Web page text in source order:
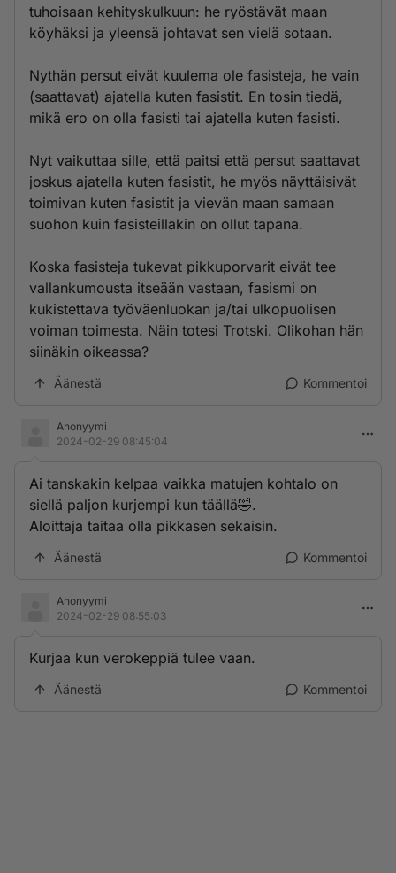
tuhoisaan kehityskulkuun: he ryöstävät maan
köyhäksi ja yleensä johtavat sen vielä sotaan.
Nythän persut eivät kuulema ole fasisteja, he vain
(saattavat) ajatella kuten fasistit. En tosin tiedä,
mikä ero on olla fasisti tai ajatella kuten fasisti.
Nyt vaikuttaa sille, että paitsi että persut saattavat
joskus ajatella kuten fasistit, he myös näyttäisivät
toimivan kuten fasistit ja vievän maan samaan
suohon kuin fasisteillakin on ollut tapana.
Koska fasisteja tukevat pikkuporvarit eivät tee
vallankumousta itseään vastaan, fasismi on
kukistettava työväenluokan ja/tai ulkopuolisen
voiman toimesta. Näin totesi Trotski. Olikohan hän
siinäkin oikeassa?
Äänestä Kommentoi
Anonyymi
2024-02-29 08:45:04
Ai tanskakin kelpaa vaikka matujen kohtalo on
siellä paljon kurjempi kun täällä🤣.
Aloittaja taitaa olla pikkasen sekaisin.
Äänestä Kommentoi
Anonyymi
2024-02-29 08:55:03
Kurjaa kun verokeppiä tulee vaan.
Äänestä Kommentoi